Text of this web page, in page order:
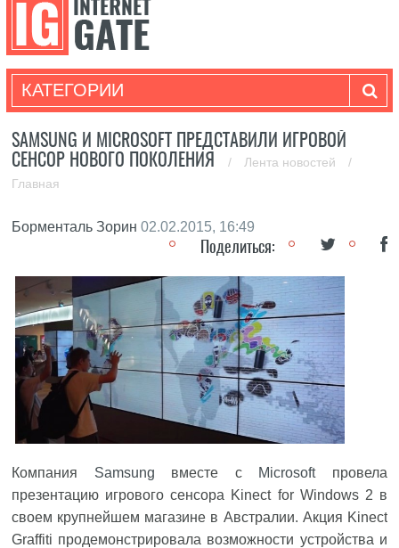
КАТЕГОРИИ
SAMSUNG И MICROSOFT ПРЕДСТАВИЛИ ИГРОВОЙ
СЕНСОР НОВОГО ПОКОЛЕНИЯ
/ Лента новостей
/
Главная
Борменталь Зорин 02.02.2015, 16:49
Поделиться:
Компания Samsung вместе с Microsoftпровела
презентацию игрового сенсора Kinect for Windows 2 в
своем крупнейшем магазине в Австралии. Акция Kinect
Graffiti продемонстрировала возможности устройства и